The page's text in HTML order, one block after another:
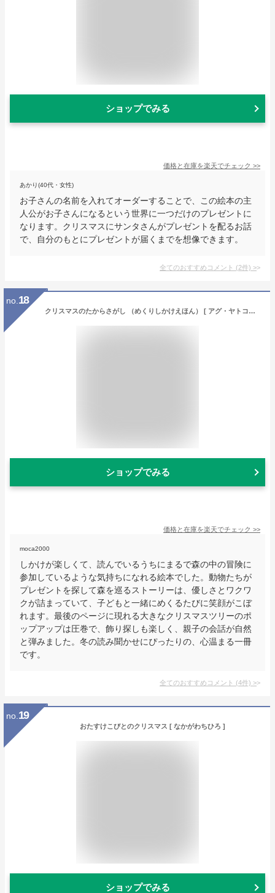
ショップでみる
価格と在庫を楽天でチェック >>
あかり(40代・女性)
お子さんの名前を入れてオーダーすることで、この絵本の主
人公がお子さんになるという世界に一つだけのプレゼントに
なります。クリスマスにサンタさんがプレゼントを配るお話
で、自分のもとにプレゼントが届くまでを想像できます。
全てのおすすめコメント (2件) >
no. 18
クリスマスのたからさがし （めくりしかけえほん） [ アグ・ヤトコフスカ ]
ショップでみる
価格と在庫を楽天でチェック >>
moca2000
しかけが楽しくて、読んでいるうちにまるで森の中の冒険に
参加しているような気持ちになれる絵本でした。動物たちが
プレゼントを探して森を巡るストーリーは、優しさとワクワ
クが詰まっていて、子どもと一緒にめくるたびに笑顔がこぼ
れます。最後のページに現れる大きなクリスマスツリーのポ
ップアップは圧巻で、飾り探しも楽しく、親子の会話が自然
と弾みました。冬の読み聞かせにぴったりの、心温まる一冊
です。
全てのおすすめコメント (4件) >
no. 19
おたすけこびとのクリスマス [ なかがわちひろ ]
ショップでみる